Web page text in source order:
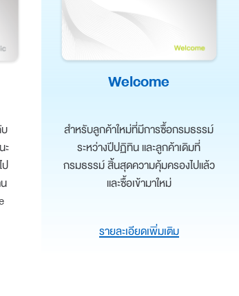
ะ
Welcome
สำหรับลูกค้าใหม่ที่มีการซื้อกรมธรรม์
ระหว่างปีปฏิทิน และลูกค้าเดิมที่
กรมธรรม์ สิ้นสุดความคุ้มครองไปแล้ว
และซื้อเข้ามาใหม่
รายละเอียดเพิ่มเติม